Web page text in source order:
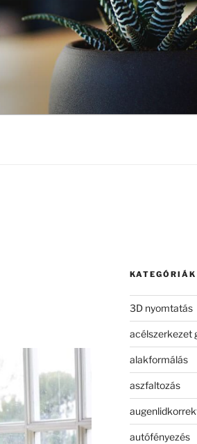
KATEGÓRIÁK
3D nyomtatás
acélszerkezet
alakformálás
aszfaltozás
autófényezés